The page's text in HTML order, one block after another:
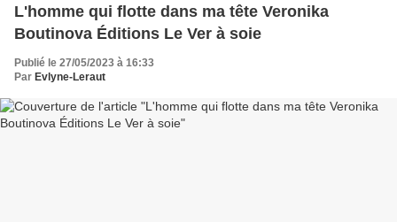
L'homme qui flotte dans ma tête Veronika
Boutinova Éditions Le Ver à soie
Publié le 27/05/2023 à 16:33
Par Evlyne-Leraut